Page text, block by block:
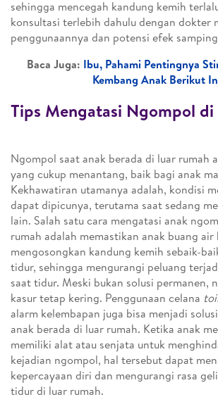
sehingga mencegah kandung kemih
konsultasi terlebih dahulu dengan dokter
penggunaannya dan potensi efek
Baca Juga: Ibu, Pahami Pentingnya
Kembang Anak Berikut
Tips Mengatasi Ngompol di
Ngompol saat anak berada di luar rumah
yang cukup menantang, baik bagi anak
Kekhawatiran utamanya adalah, kondisi
dapat dipicunya, terutama saat sedang
lain. Salah satu cara mengatasi anak
rumah adalah memastikan anak buang air
mengosongkan kandung kemih sebaik-
tidur, sehingga mengurangi peluang
saat tidur. Meski bukan solusi permanen,
kasur tetap kering. Penggunaan celana
alarm kelembapan juga bisa menjadi
anak berada di luar rumah. Ketika anak
memiliki alat atau senjata untuk
kejadian ngompol, hal tersebut dapat
kepercayaan diri dan mengurangi rasa
tidur di luar rumah.